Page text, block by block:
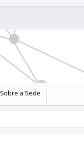
Sobre a Sede